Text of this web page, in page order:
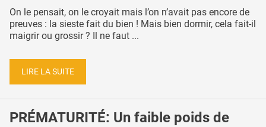
On le pensait, on le croyait mais l’on n’avait pas encore de
preuves : la sieste fait du bien ! Mais bien dormir, cela fait-il
maigrir ou grossir ? Il ne faut ...
LIRE LA SUITE
PRÉMATURITÉ: Un faible poids de